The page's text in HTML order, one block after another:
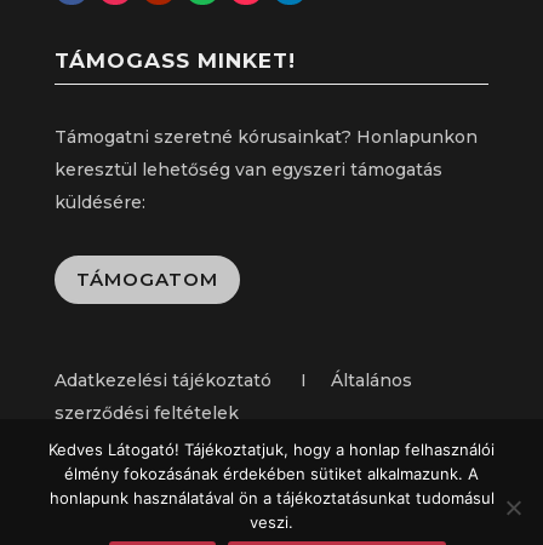
TÁMOGASS MINKET!
Támogatni szeretné kórusainkat? Honlapunkon
keresztül lehetőség van egyszeri támogatás
küldésére:
TÁMOGATOM
Adatkezelési tájékoztató I Általános
szerződési feltételek
Copyright © 2025 Aurin és Miraculum Alapítvány
Kedves Látogató! Tájékoztatjuk, hogy a honlap felhasználói
élmény fokozásának érdekében sütiket alkalmazunk. A
honlapunk használatával ön a tájékoztatásunkat tudomásul
veszi.